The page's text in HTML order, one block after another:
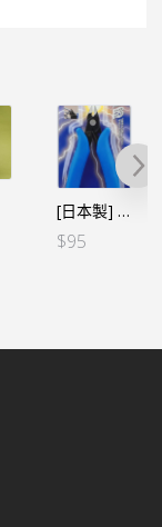
[日本製] 神之剪 入門版
$95